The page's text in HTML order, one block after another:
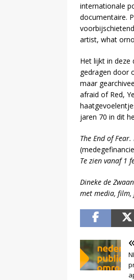
internationale
documentaire.
artist, what
Het lijkt in deze
gedragen door
maar
afraid of Red,
jaren 70 in dit
The End of
Te zien vanaf 1
Dineke de
met media, film,